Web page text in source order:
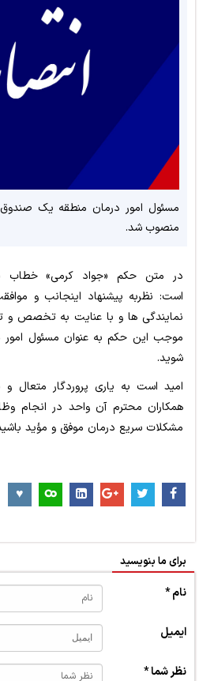
مسئول امور درمان منطقه یک
منصوب شد.
در متن حکم «جواد کرمی» خطاب
است: نظربه پیشنهاد اینجانب و
نمایندگی ها و با عنایت به تخصص و
موجب این حکم به عنوان مسئول
شوید.
امید است به یاری پروردگار متعال
همکاران محترم آن واحد در انجام
مشکلات سریع درمان موفق و مؤید باشید. ۱۴۰۰/
برای ما بنویسید
نام *
ایمیل
نظر شما *